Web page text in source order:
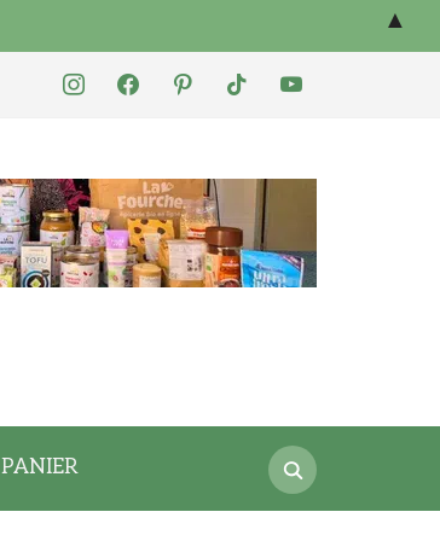
instagramfacebookpinteresttiktok youtube
Search
for:
PANIER
▲